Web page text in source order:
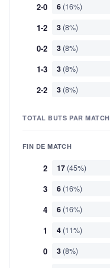
2-0 6 (16%)
1-2 3 (8%)
0-2 3 (8%)
1-3 3 (8%)
2-2 3 (8%)
TOTAL BUTS PAR MATCH
FIN DE MATCH
2 17 (45%)
3 6 (16%)
4 6 (16%)
1 4 (11%)
0 3 (8%)